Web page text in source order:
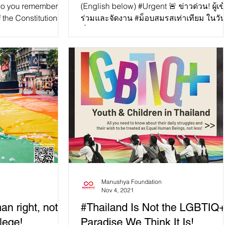
Constitutional
(English below) #Urgent 🚨 ข่าวด่วน! ผู้เข้า
ร่วมและจัดงาน #ม็อบสมรสเท่าเทียม ในวัน
right, not a
#Thailand Is Not the LGBTIQ+
Paradise We Think It Is!
Manushya Foundation
Nov 4, 2021